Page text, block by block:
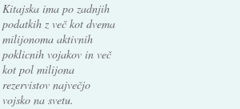
Kitajska ima po zadnjih
podatkih z več kot dvema
milijonoma aktivnih
poklicnih vojakov in več
kot pol milijona
rezervistov največjo
vojsko na svetu.